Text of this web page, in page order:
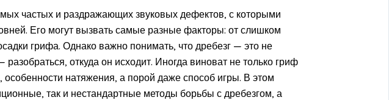
частых и раздражающих звуковых дефектов, с которыми
Его могут вызвать самые разные факторы: от слишком
грифа. Однако важно понимать, что дребезг — это не
откуда он исходит. Иногда виноват не только гриф
особенности натяжения, а порой даже способ игры. В этом
так и нестандартные методы борьбы с дребезгом, а